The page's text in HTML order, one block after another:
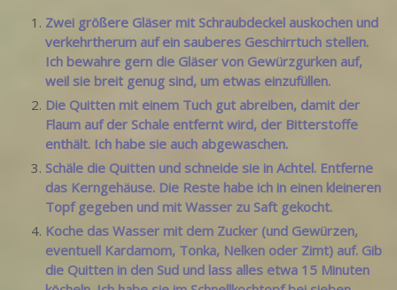
Zwei größere Gläser mit Schraubdeckel auskochen und
verkehrtherum auf ein sauberes Geschirrtuch stellen.
Ich bewahre gern die Gläser von Gewürzgurken auf,
weil sie breit genug sind, um etwas einzufüllen.
Die Quitten mit einem Tuch gut abreiben, damit der
Flaum auf der Schale entfernt wird, der Bitterstoffe
enthält. Ich habe sie auch abgewaschen.
Schäle die Quitten und schneide sie in Achtel. Entferne
das Kerngehäuse. Die Reste habe ich in einen kleineren
Topf gegeben und mit Wasser zu Saft gekocht.
Koche das Wasser mit dem Zucker (und Gewürzen,
eventuell Kardamom, Tonka, Nelken oder Zimt) auf. Gib
die Quitten in den Sud und lass alles etwa 15 Minuten